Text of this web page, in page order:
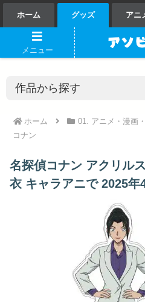
ホーム グッズ アニ
ホーム 01. アニメ・漫画
コナン
名探偵コナン アクリル
衣 キャラアニで 2025年
メニュー